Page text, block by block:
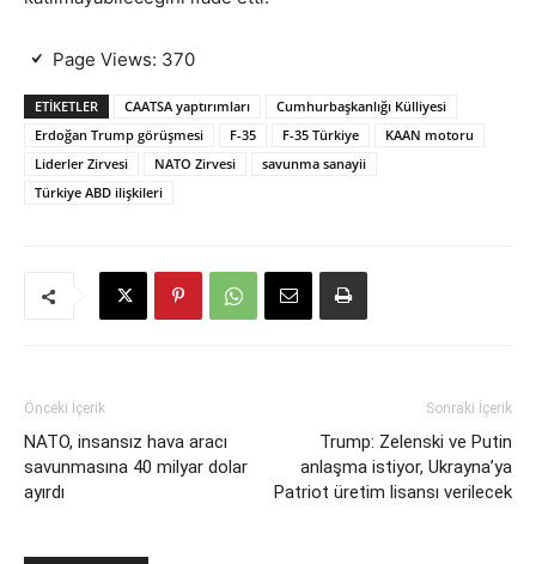
Page Views: 370
ETIKETLER CAATSA yaptırımları
Cumhurbaşkanlığı Külliyesi
Erdoğan Trump görüşmesi
F-35 F-35 Türkiye
KAAN motoru
Liderler Zirvesi
NATO Zirvesi
savunma sanayii
Türkiye ABD ilişkileri
Önceki İçerik
NATO, insansız hava aracı
savunmasına 40 milyar dolar
ayırdı
Sonraki İçerik
Trump: Zelenski ve Putin
anlaşma istiyor, Ukrayna’ya
Patriot üretim lisansı verilecek